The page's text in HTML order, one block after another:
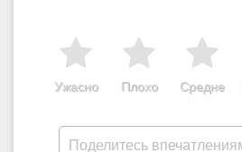
Средне
Плохо
Ужасно